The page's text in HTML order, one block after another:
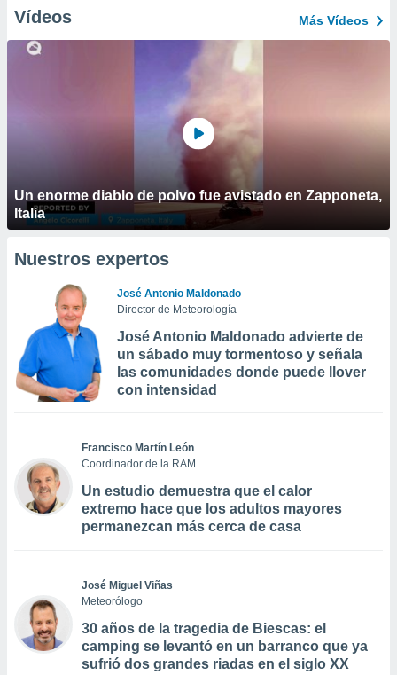
Vídeos Más Vídeos
Un enorme diablo de polvo fue avistado en Zapponeta,
Italia
Nuestros expertos
José Antonio Maldonado
Director de Meteorología
José Antonio Maldonado advierte de
un sábado muy tormentoso y señala
las comunidades donde puede llover
con intensidad
Francisco Martín León
Coordinador de la RAM
Un estudio demuestra que el calor
extremo hace que los adultos mayores
permanezcan más cerca de casa
José Miguel Viñas
Meteorólogo
30 años de la tragedia de Biescas: el
camping se levantó en un barranco que ya
sufrió dos grandes riadas en el siglo XX